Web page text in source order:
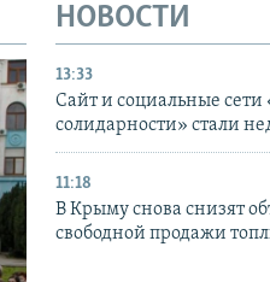
НОВОСТИ
13:33
Сайт и социальные
солидарности» стали
11:18
В Крыму снова снизят
свободной продажи